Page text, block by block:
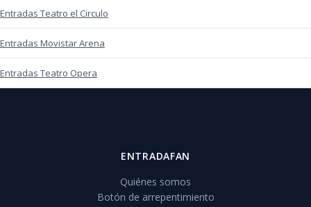
Entradas Teatro el Circulo
Entradas Movistar Arena
Entradas Teatro Opera
ENTRADAFAN
Quiénes somos
Botón de arrepentimiento